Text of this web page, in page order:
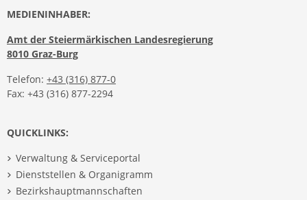
MEDIENINHABER:
Amt der Steiermärkischen Landesregierung
8010 Graz-Burg
Telefon: +43 (316) 877-0
Fax: +43 (316) 877-2294
QUICKLINKS:
Verwaltung & Serviceportal
Dienststellen & Organigramm
Bezirkshauptmannschaften